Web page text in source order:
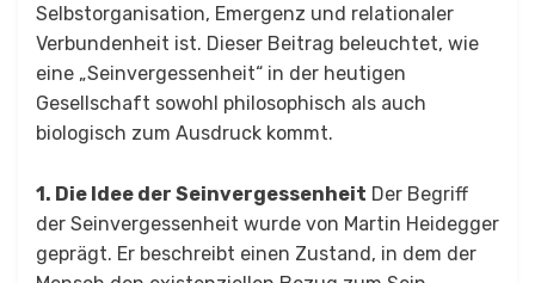
Selbstorganisation, Emergenz und relationaler
Verbundenheit ist. Dieser Beitrag beleuchtet, wie
eine „Seinvergessenheit“ in der heutigen
Gesellschaft sowohl philosophisch als auch
biologisch zum Ausdruck kommt.
1. Die Idee der Seinvergessenheit Der Begriff
der Seinvergessenheit wurde von Martin Heidegger
geprägt. Er beschreibt einen Zustand, in dem der